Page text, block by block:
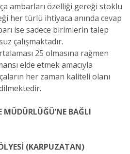
ambarları özelliği gereği stoklu
her türlü ihtiyaca anında cevap
ise sadece birimlerin talep
çalışmaktadır.
25 olmasına rağmen
elde etmek amacıyla
her zaman kaliteli olanı
MÜDÜRLÜĞÜ’NE BAĞLI
(KARPUZATAN)